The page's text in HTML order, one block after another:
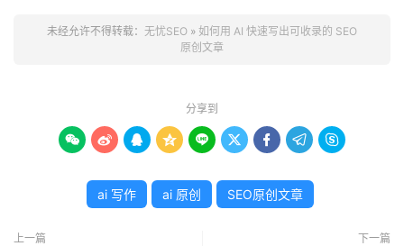
未经允许不得转载： 无忧SEO » 如何用 AI 快速写出可收录的 SEO
原创文章
分享到
        
ai 写作 ai 原创 SEO原创文章
上一篇 下一篇